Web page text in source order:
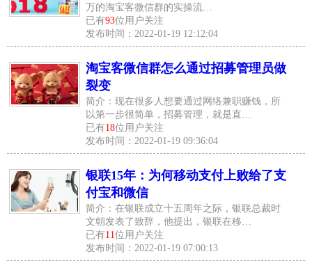
万的淘宝客微信群的实操流…
已有93位用户关注
发布时间：2022-01-19 12:12:04
淘宝客微信群怎么通过招募管理员做
裂变
简介：现在很多人想要通过网络兼职赚钱，所
以第一步很简单，招募管理，就是直…
已有18位用户关注
发布时间：2022-01-19 09:36:04
银联15年：为何移动支付上败给了支
付宝和微信
简介：在银联成立十五周年之际，银联总裁时
文朝发表了致辞，他提出，银联在移…
已有11 位用户关注
发布时间：2022-01-19 07:00:13